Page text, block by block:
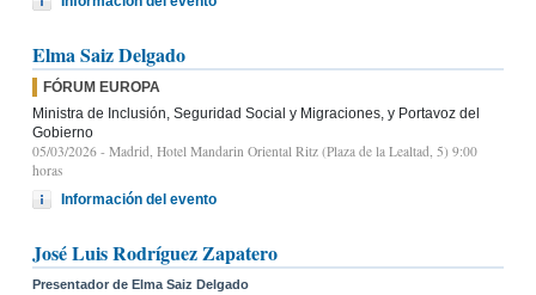
Elma Saiz Delgado
FÓRUM EUROPA
Ministra de Inclusión, Seguridad Social y Migraciones, y Portavoz del
Gobierno
05/03/2026 - Madrid, Hotel Mandarin Oriental Ritz (Plaza de la Lealtad, 5) 9:00
horas
Información del evento
José Luis Rodríguez Zapatero
Presentador de Elma Saiz Delgado